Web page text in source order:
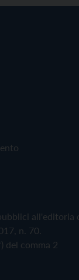
all'editoria
n. 70.
del comma 2